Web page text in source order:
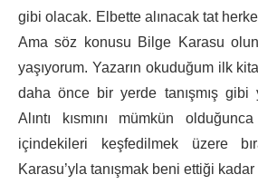
gibi olacak. Elbette alınacak tat
Ama söz konusu Bilge Karasu
yaşıyorum. Yazarın okuduğum ilk
daha önce bir yerde tanışmış gibi
Alıntı kısmını mümkün
içindekileri keşfedilmek üzere
Karasu’yla tanışmak beni ettiği